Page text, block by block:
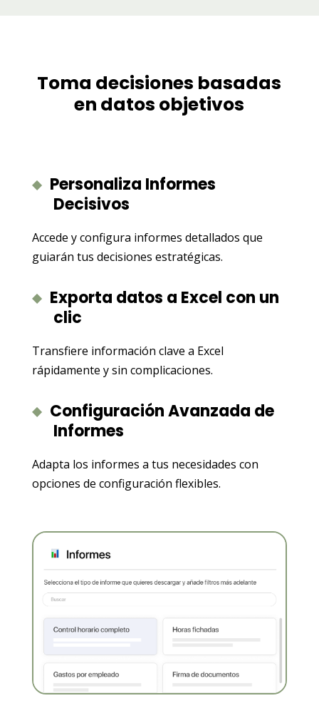
Toma decisiones basadas
en datos objetivos
Personaliza Informes
Decisivos
Accede y configura informes detallados que
guiarán tus decisiones estratégicas.
Exporta datos a Excel con un
clic
Transfiere información clave a Excel
rápidamente y sin complicaciones.
Configuración Avanzada de
Informes
Adapta los informes a tus necesidades con
opciones de configuración flexibles.